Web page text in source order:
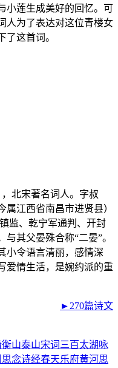
小莲生成美好的回忆。可
人为了表达对这位青楼女
了这首词。
北宋著名词人。字叔
江西省南昌市进贤县）
监、乾宁军通判、开封
其父晏殊合称“二晏”。
小令语言清丽，感情深
爱情生活，是婉约派的重
►270篇诗文
衡山泰山宋词三百太湖 咏
思念诗经春天乐府黄河思